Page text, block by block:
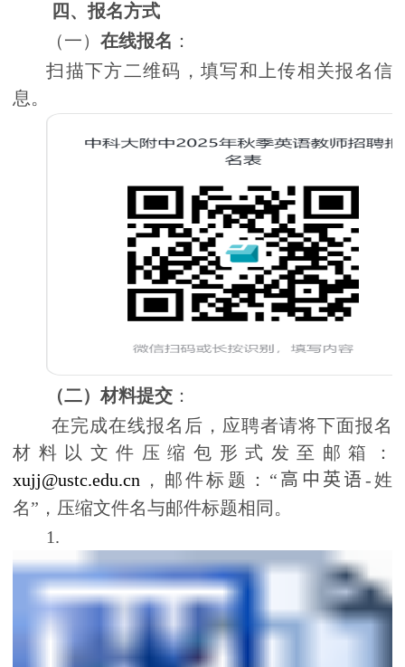
四、报名方式
（一）在线报名 ：
扫描下方二维码，填写和上传相关报名信
息。
（二）材料提交 ：
在完成在线报名后，应聘者请将下面报名
材料以文件压缩包形式发至邮箱：
xujj@ustc.edu.cn ，邮件标题：“ 高中英语-姓
名”，压缩文件名与邮件标题相同。
1.